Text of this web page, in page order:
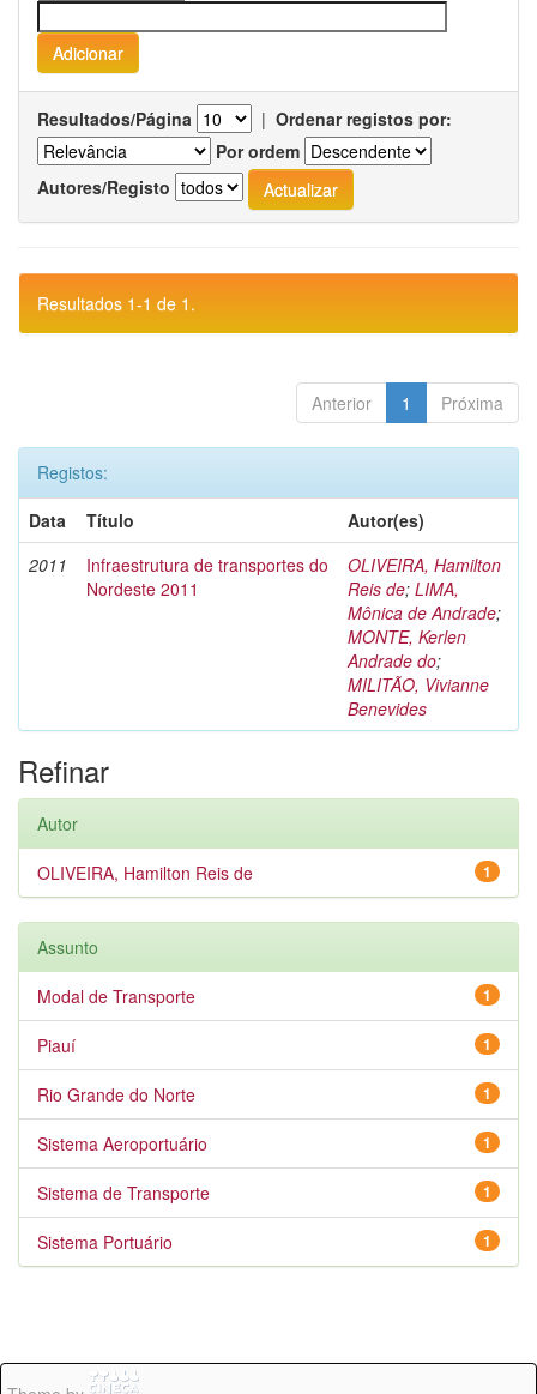
Resultados/Página | Ordenar registos por:
Por ordem
Autores/Registo
Resultados 1-1 de 1.
Anterior 1 Próxima
Registos:
Data
Título
Autor(es)
2011
Infraestrutura de transportes do
Nordeste 2011
OLIVEIRA, Hamilton
Reis de; LIMA,
Mônica de Andrade;
MONTE, Kerlen
Andrade do;
MILITÃO, Vivianne
Benevides
Refinar
Autor
1
OLIVEIRA, Hamilton Reis de
Assunto
1
Modal de Transporte
1
Piauí
1
Rio Grande do Norte
1
Sistema Aeroportuário
1
Sistema de Transporte
1
Sistema Portuário